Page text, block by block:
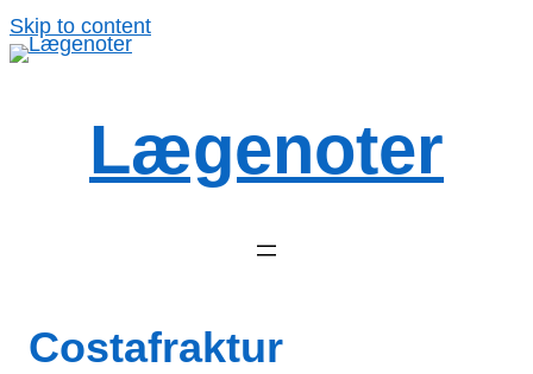
Skip to contentSpring
Lægenoter
Costafraktur